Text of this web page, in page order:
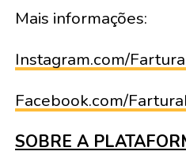
Mais informações:
Instagram.com/
Facebook.com/
SOBRE A